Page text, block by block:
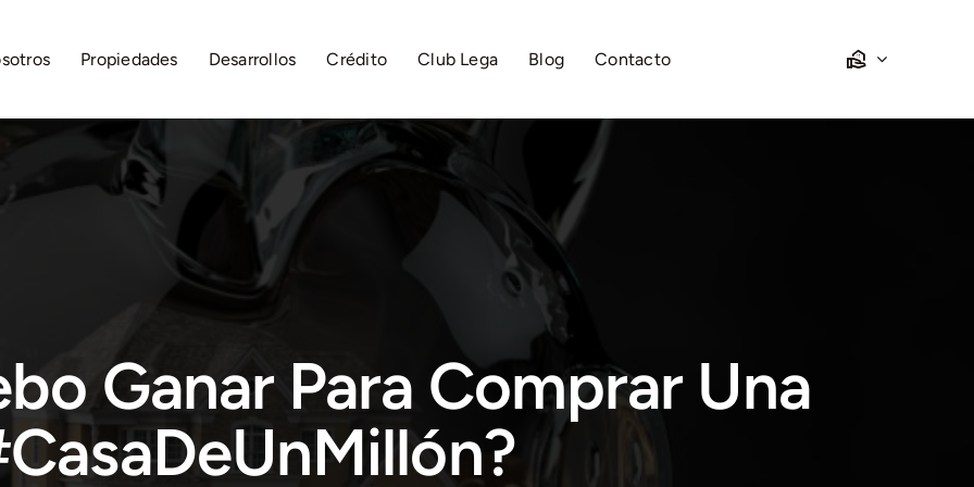
Propiedades Desarrollos Crédito Club Lega Blog Contacto
Ganar Para Comprar Una